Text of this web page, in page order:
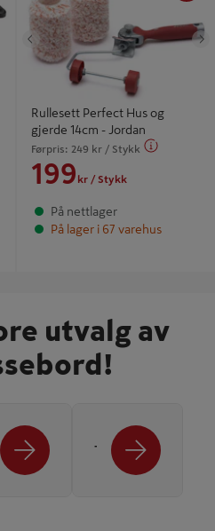
Tidligere
Rullesett Perfect Hus og
gjerde 14cm - Jordan
Førpris: 249 kr / Stykk
199 kr / Stykk
På nettlager
På lager i 67 varehus
utvalg av
Termo terrassebord